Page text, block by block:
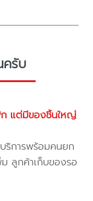
ครับ
แต่มีของชิ้นใหญ่
ริการพร้อมคนยก
ลูกค้าเก็บของรอ